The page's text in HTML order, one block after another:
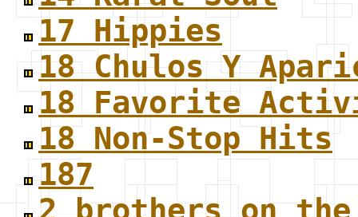
17 Hippies
18 Chulos Y
18 Favorite
18 Non-Stop Hits
187